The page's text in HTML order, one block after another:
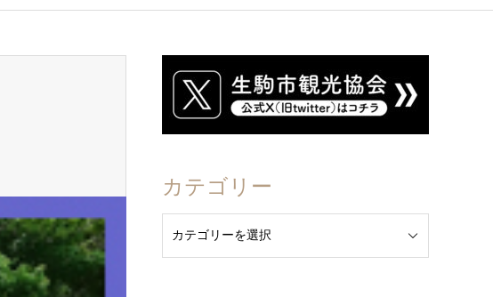
カテゴリー